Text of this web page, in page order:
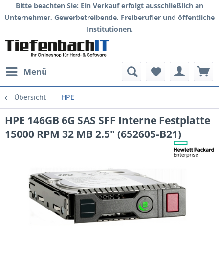
Bitte beachten Sie: Ein Verkauf erfolgt ausschließlich an
Unternehmer, Gewerbetreibende, Freiberufler und öffentliche
Institutionen.
Menü
Übersicht HPE
HPE 146GB 6G SAS SFF Interne Festplatte
15000 RPM 32 MB 2.5" (652605-B21)